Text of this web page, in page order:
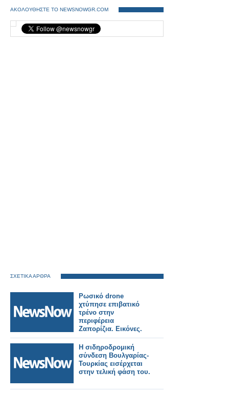
ΑΚΟΛΟΥΘΗΣΤΕ ΤΟ NEWSNOWGR.COM
ΣΧΕΤΙΚΑ ΑΡΘΡΑ
Ρωσικό drone
χτύπησε επιβατικό
τρένο στην
περιφέρεια
Ζαπορίζια. Εικόνες.
Η σιδηροδρομική
σύνδεση Βουλγαρίας-
Τουρκίας εισέρχεται
στην τελική φάση του.